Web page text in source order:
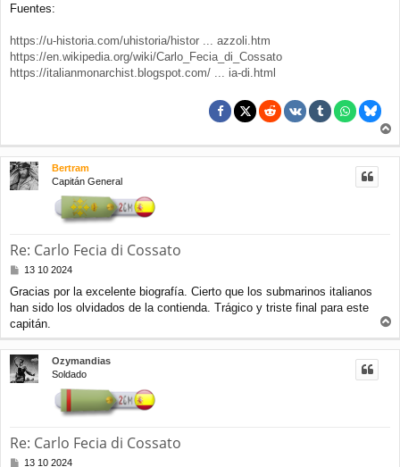
Fuentes:
https://u-historia.com/uhistoria/histor ... azzoli.htm
https://en.wikipedia.org/wiki/Carlo_Fecia_di_Cossato
https://italianmonarchist.blogspot.com/ ... ia-di.html
r
r
Bertram
Capitán General
Re: Carlo Fecia di Cossato
M
n
s
a
j
e
13 10 2024
Gracias por la excelente biografía. Cierto que los submarinos italianos
han sido los olvidados de la contienda. Trágico y triste final para este
capitán.
r
r
Ozymandias
Soldado
Re: Carlo Fecia di Cossato
M13 10 2024